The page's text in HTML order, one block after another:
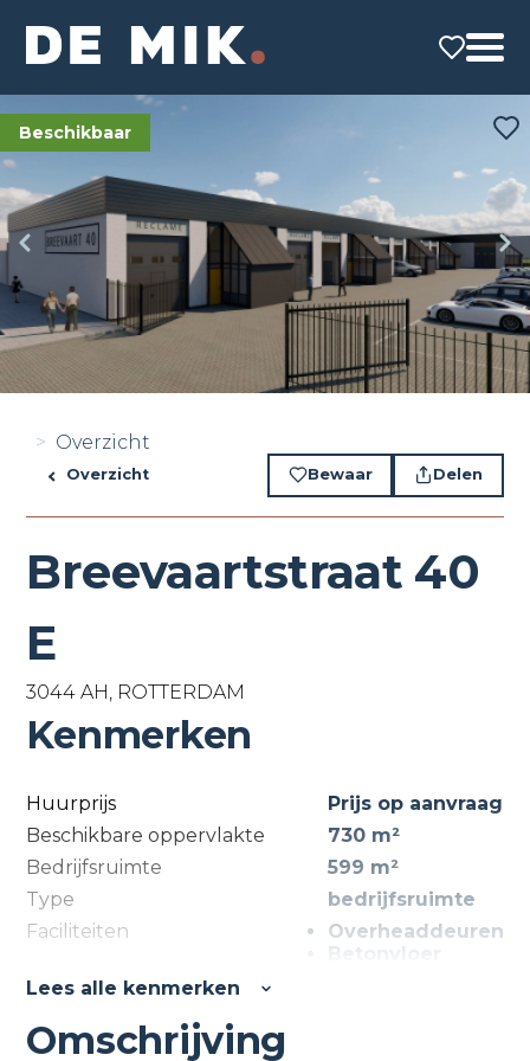
Beschikbaar
Overzicht
Overzicht Bewaar Delen
Breevaartstraat 40
E
3044 AH, ROTTERDAM
Kenmerken
Huurprijs
Prijs op aanvraag
Beschikbare oppervlakte
730 m²
Bedrijfsruimte
599 m²
Type
bedrijfsruimte
Faciliteiten
Overheaddeuren
Betonvloer
Lees alle kenmerken
Omschrijving